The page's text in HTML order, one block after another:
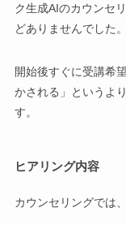
ク生成AIのカウンセ
どありませんでした。
開始後すぐに受講希
かされる」というよ
す。
ヒアリング内容
カウンセリングでは